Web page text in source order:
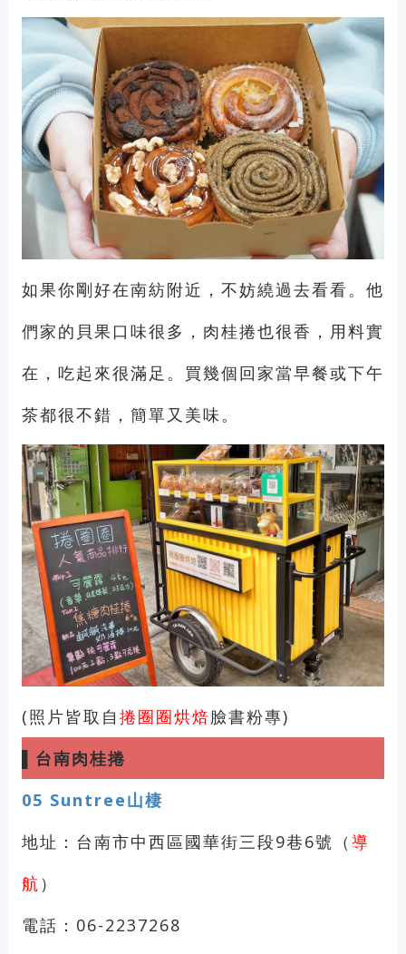
如果你剛好在南紡附近，不妨繞過去看看。他
們家的貝果口味很多，肉桂捲也很香，用料實
在，吃起來很滿足。買幾個回家當早餐或下午
茶都很不錯，簡單又美味。
(照片皆取自 捲圈圈烘焙臉書粉專)
台南肉桂捲
05 Suntree山棲
地址：台南市中西區國華街三段9巷6號（ 導
航 ）
電話：06-2237268